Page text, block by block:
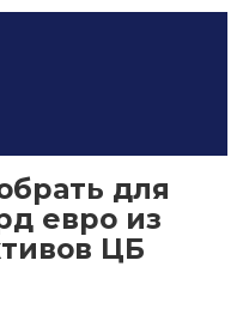
для
евро из
ЦБ